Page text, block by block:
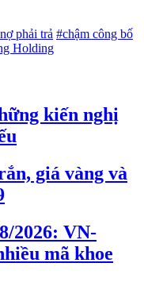
phải trả #chậm công bố
Holding
kiến nghị
giá vàng và
2026: VN-
mã khoe